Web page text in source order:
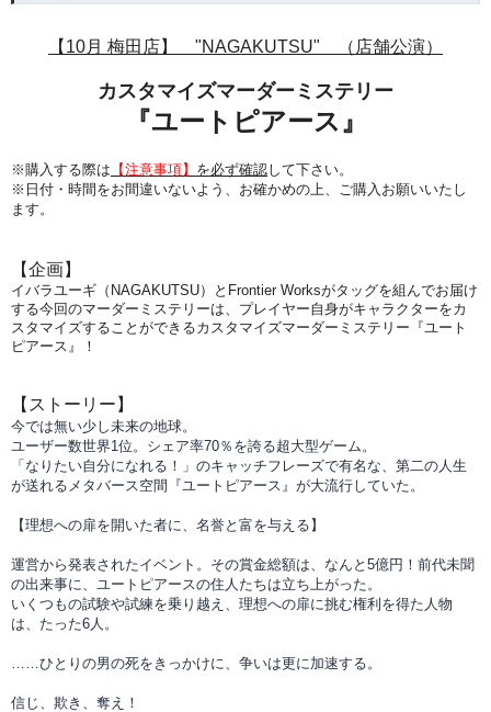
【10月 梅田店】 "NAGAKUTSU" （店舗公演）
カスタマイズマーダーミステリー
『ユートピアース』
※購入する際は 【注意事項】 を必ず確認して下さい。
※日付・時間をお間違いないよう、 お確かめの上、ご購入お願いいたし
ます。
【企画】
イバラユーギ（NAGAKUTSU）とFrontier Worksがタッグを組んでお届け
する今回のマーダーミステリーは、プレイヤー自身がキャラクターをカ
スタマイズすることができるカスタマイズマーダーミステリー『ユート
ピアース』！
【ストーリー】
今では無い少し未来の地球。
ユーザー数世界1位。シェア率70％を誇る超大型ゲーム。
「なりたい自分になれる！」のキャッチフレーズで有名な、第二の人生
が送れるメタバース空間『ユートピアース』が大流行していた。
【理想への扉を開いた者に、名誉と富を与える】
運営から発表されたイベント。その賞金総額は、なんと5億円！前代未聞
の出来事に、ユートピアースの住人たちは立ち上がった。
いくつもの試験や試練を乗り越え、理想への扉に挑む権利を得た人物
は、たった6人。
……ひとりの男の死をきっかけに、争いは更に加速する。
信じ、欺き、奪え！